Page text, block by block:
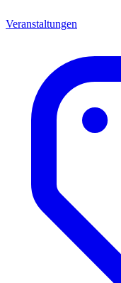
Veranstaltungen